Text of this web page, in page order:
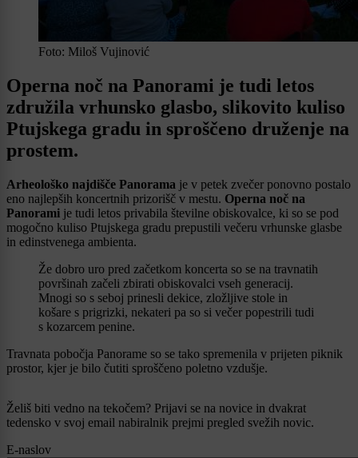
Foto: Miloš Vujinović
Operna noč na Panorami je tudi letos
združila vrhunsko glasbo, slikovito kuliso
Ptujskega gradu in sproščeno druženje na
prostem.
Arheološko najdišče Panorama je v petek zvečer ponovno postalo
eno najlepših koncertnih prizorišč v mestu. Operna noč na
Panorami je tudi letos privabila številne obiskovalce, ki so se pod
mogočno kuliso Ptujskega gradu prepustili večeru vrhunske glasbe
in edinstvenega ambienta.
Že dobro uro pred začetkom koncerta so se na travnatih
površinah začeli zbirati obiskovalci vseh generacij.
Mnogi so s seboj prinesli dekice, zložljive stole in
košare s prigrizki, nekateri pa so si večer popestrili tudi
s kozarcem penine.
Travnata pobočja Panorame so se tako spremenila v prijeten piknik
prostor, kjer je bilo čutiti sproščeno poletno vzdušje.
Želiš biti vedno na tekočem? Prijavi se na novice in dvakrat
tedensko v svoj email nabiralnik prejmi pregled svežih novic.
E-naslov